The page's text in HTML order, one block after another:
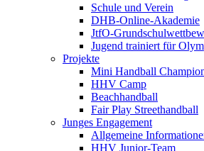
Schule und Verein
DHB-Online-Akademie
JtfO-
Jugend trainiert für
Projekte
Mini Handball
HHV Camp
Beachhandball
Fair Play Streethandball
Junges Engagement
Allgemeine
HHV Junior-Team